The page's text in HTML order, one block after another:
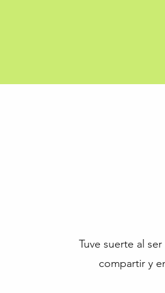
Tuve suerte al
compartir y